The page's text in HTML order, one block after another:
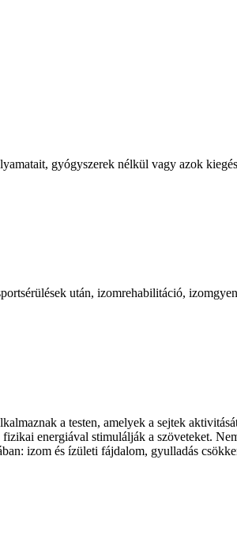
gyógyszerek nélkül vagy azok
után, izomrehabilitáció,
a testen, amelyek a sejtek
energiával stimulálják a szöveteket.
izom és ízületi fájdalom, gyulladás